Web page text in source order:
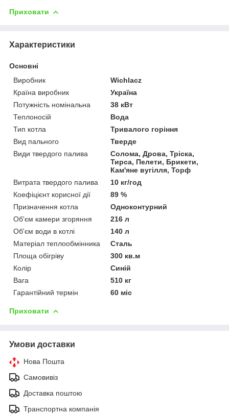
Приховати
Характеристики
Основні
Виробник
Wichlacz
Країна виробник
Україна
Потужність номінальна
38 кВт
Теплоносій
Вода
Тип котла
Тривалого горіння
Вид пального
Тверде
Види твердого палива
Солома, Дрова, Тріска,
Тирса, Пелети, Брикети,
Кам'яне вугілля, Торф
Витрата твердого палива
10 кг/год
Коефіцієнт корисної дії
89 %
Призначення котла
Одноконтурний
Об'єм камери згоряння
216 л
Об'єм води в котлі
140 л
Матеріал теплообмінника
Сталь
Площа обігріву
300 кв.м
Колір
Синій
Вага
510 кг
Гарантійний термін
60 міс
Приховати
Умови доставки
Нова Пошта
Самовивіз
Доставка поштою
Транспортна компанія